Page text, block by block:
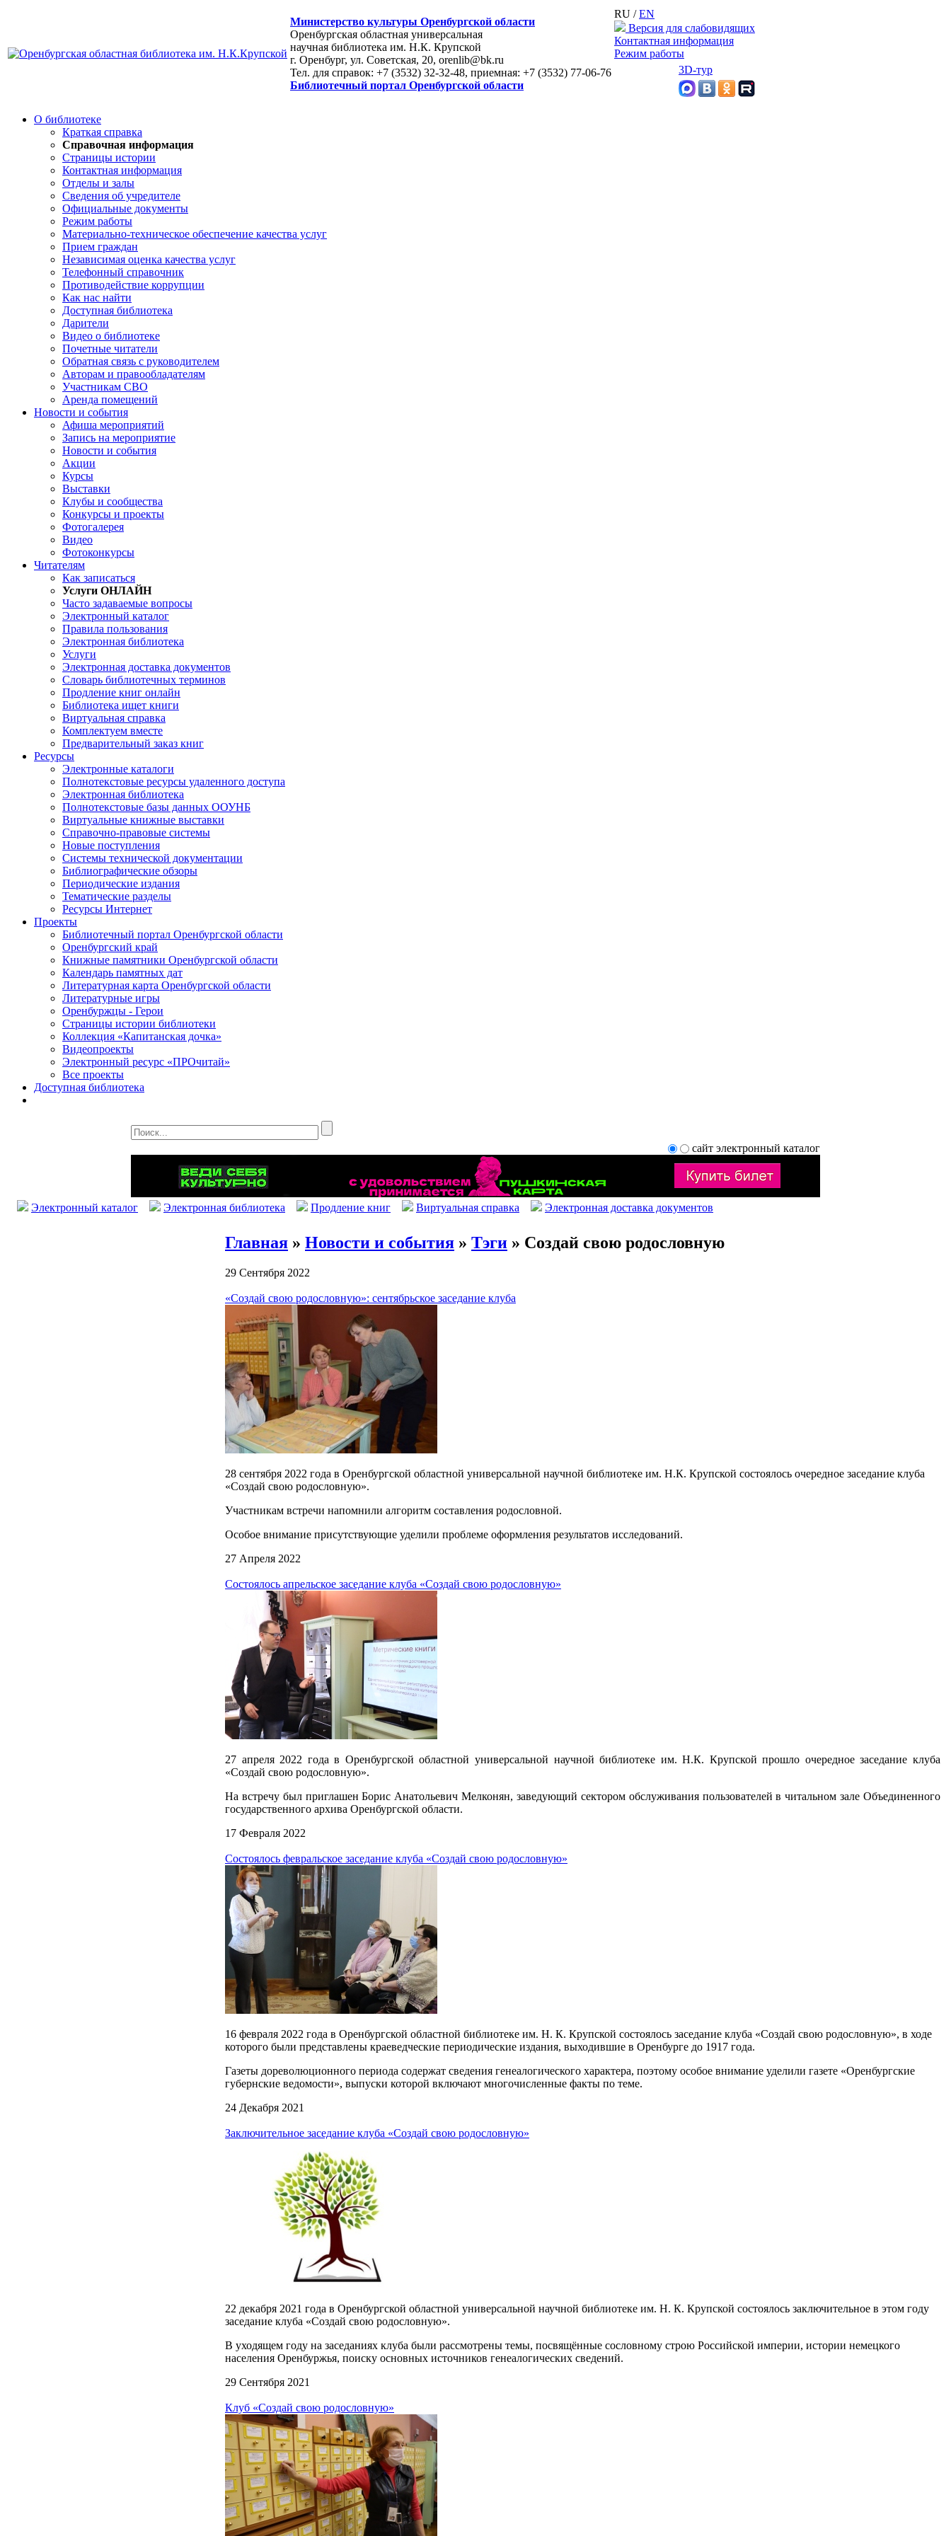
Министерство культуры Оренбургской области
Оренбургская областная универсальная
научная библиотека им. Н.К. Крупской
г. Оренбург, ул. Советская, 20, orenlib@bk.ru
Тел. для справок: +7 (3532) 32-32-48, приемная: +7 (3532) 77-06-76
Библиотечный портал Оренбургской области
RU /EN
Версия для слабовидящих
Контактная информация
Режим работы
3D-тур
О библиотеке
Краткая справка
Справочная информация
Страницы истории
Контактная информация
Отделы и залы
Сведения об учредителе
Официальные документы
Режим работы
Материально-техническое обеспечение качества услуг
Прием граждан
Независимая оценка качества услуг
Телефонный справочник
Противодействие коррупции
Как нас найти
Доступная библиотека
Дарители
Видео о библиотеке
Почетные читатели
Обратная связь с руководителем
Авторам и правообладателям
Участникам СВО
Аренда помещений
Новости и события
Афиша мероприятий
Запись на мероприятие
Новости и события
Акции
Курсы
Выставки
Клубы и сообщества
Конкурсы и проекты
Фотогалерея
Видео
Фотоконкурсы
Читателям
Как записаться
Услуги ОНЛАЙН
Часто задаваемые вопросы
Электронный каталог
Правила пользования
Электронная библиотека
Услуги
Электронная доставка документов
Словарь библиотечных терминов
Продление книг онлайн
Библиотека ищет книги
Виртуальная справка
Комплектуем вместе
Предварительный заказ книг
Ресурсы
Электронные каталоги
Полнотекстовые ресурсы удаленного доступа
Электронная библиотека
Полнотекстовые базы данных ООУНБ
Виртуальные книжные выставки
Справочно-правовые системы
Новые поступления
Cистемы технической документации
Библиографические обзоры
Периодические издания
Тематические разделы
Ресурсы Интернет
Проекты
Библиотечный портал Оренбургской области
Оренбургский край
Книжные памятники Оренбургской области
Календарь памятных дат
Литературная карта Оренбургской области
Литературные игры
Оренбуржцы - Герои
Страницы истории библиотеки
Коллекция «Капитанская дочка»
Видеопроекты
Электронный ресурс «ПРОчитай»
Все проекты
Доступная библиотека
сайт электронный каталог
Электронный каталог Электронная библиотека Продление книг Виртуальная справка Электронная доставка документов
Главная » Новости и события » Тэги » Создай свою родословную
29 Сентября 2022
«Создай свою родословную»: сентябрьское заседание клуба
28 сентября 2022 года в Оренбургской областной универсальной научной библиотеке им. Н.К. Крупской состоялось очередное заседание клуба
«Создай свою родословную».
Участникам встречи напомнили алгоритм составления родословной.
Особое внимание присутствующие уделили проблеме оформления результатов исследований.
27 Апреля 2022
Состоялось апрельское заседание клуба «Создай свою родословную»
27 апреля 2022 года в Оренбургской областной универсальной научной библиотеке им. Н.К. Крупской прошло очередное заседание клуба
«Создай свою родословную».
На встречу был приглашен Борис Анатольевич Мелконян, заведующий сектором обслуживания пользователей в читальном зале Объединенного
государственного архива Оренбургской области.
17 Февраля 2022
Состоялось февральское заседание клуба «Создай свою родословную»
16 февраля 2022 года в Оренбургской областной библиотеке им. Н. К. Крупской состоялось заседание клуба «Создай свою родословную», в ходе
которого были представлены краеведческие периодические издания, выходившие в Оренбурге до 1917 года.
Газеты дореволюционного периода содержат сведения генеалогического характера, поэтому особое внимание уделили газете «Оренбургские
губернские ведомости», выпуски которой включают многочисленные факты по теме.
24 Декабря 2021
Заключительное заседание клуба «Создай свою родословную»
22 декабря 2021 года в Оренбургской областной универсальной научной библиотеке им. Н. К. Крупской состоялось заключительное в этом году
заседание клуба «Создай свою родословную».
В уходящем году на заседаниях клуба были рассмотрены темы, посвящённые сословному строю Российской империи, истории немецкого
населения Оренбуржья, поиску основных источников генеалогических сведений.
29 Сентября 2021
Клуб «Создай свою родословную»